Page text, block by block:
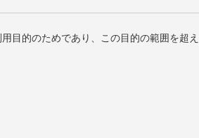
目的のためであり、この目的の範囲を超